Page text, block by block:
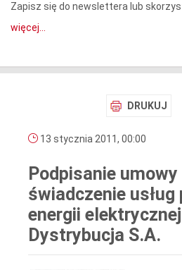
Zapisz się do newslettera lub
więcej...
DRUKUJ
13 stycznia 2011, 00:00
Podpisanie umowy
świadczenie usług
energii elektrycznej
Dystrybucja S.A.